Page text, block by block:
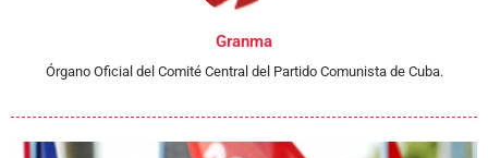
Granma
Órgano Oficial del Comité Central del Partido Comunista de Cuba.